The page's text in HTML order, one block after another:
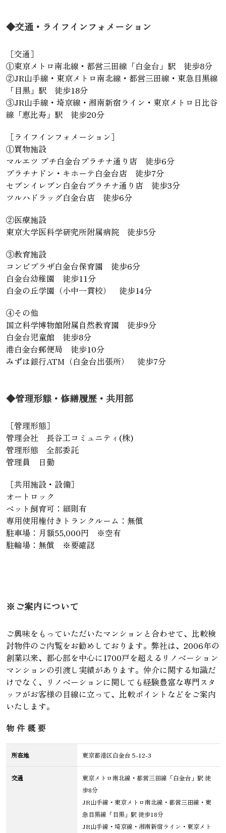
◆交通・ライフインフォメーション
［交通］
①東京メトロ南北線・都営三田線「白金台」駅 徒歩8分
②JR山手線・東京メトロ南北線・都営三田線・東急目黒線
「目黒」駅 徒歩18分
③JR山手線・埼京線・湘南新宿ライン・東京メトロ日比谷
線「恵比寿」駅 徒歩20分
［ライフインフォメーション］
①買物施設
マルエツ プチ白金台プラチナ通り店 徒歩6分
プラチナドン・キホーテ白金台店 徒歩7分
セブンイレブン白金台プラチナ通り店 徒歩3分
ツルハドラッグ白金台店 徒歩6分
②医療施設
東京大学医科学研究所附属病院 徒歩5分
③教育施設
コンビプラザ白金台保育園 徒歩6分
白金台幼稚園 徒歩11分
白金の丘学園（小中一貫校） 徒歩14分
④その他
国立科学博物館附属自然教育園 徒歩9分
白金台児童館 徒歩8分
港白金台郵便局 徒歩10分
みずほ銀行ATM（白金台出張所） 徒歩7分
◆管理形態・修繕履歴・共用部
［管理形態］
管理会社 長谷工コミュニティ(株)
管理形態 全部委託
管理員 日勤
［共用施設・設備］
オートロック
ペット飼育可：細則有
専用使用権付きトランクルーム：無償
駐車場：月額55,000円 ※空有
駐輪場：無償 ※要確認
※ご案内について
ご興味をもっていただいたマンションと合わせて、比較検
討物件のご内覧をお勧めしております。弊社は、2006年の
創業以来、都心部を中心に1700戸を超えるリノベーション
マンションの引渡し実績があります。仲介に関する知識だ
けでなく、リノベーションに関しても経験豊富な専門スタ
ッフがお客様の目線に立って、比較ポイントなどをご案内
いたします。
物件概要
所在地 東京都港区白金台 5-12-3
交通
東京メトロ南北線・都営三田線「白金台」駅 徒
歩8分
JR山手線・東京メトロ南北線・都営三田線・東
急目黒線「目黒」駅 徒歩18分
JR山手線・埼京線・湘南新宿ライン・東京メト